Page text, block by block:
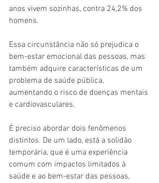
anos vivem sozinhas, contra 24,2% dos
homens.
Essa circunstância não só prejudica o
bem-estar emocional das pessoas, mas
também adquire características de um
problema de saúde pública,
aumentando o risco de doenças mentais
e cardiovasculares.
É preciso abordar dois fenômenos
distintos. De um lado, está a solidão
temporária, que é uma experiência
comum com impactos limitados à
saúde e ao bem-estar das pessoas,